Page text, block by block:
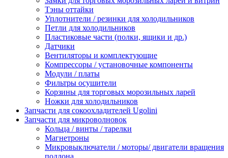
Тэны оттайки
Уплотнители / резинки для холодильников
Петли для холодильников
Пластиковые части (полки, ящики и др.)
Датчики
Вентиляторы и комплектующие
Компрессоры / установочные компоненты
Модули / платы
Фильтры осушители
Корзины для торговых морозильных ларей
Ножки для холодильников
Запчасти для сокоохладителей Ugolini
Запчасти для микроволновок
Кольца / винты / тарелки
Магнетроны
Микровыключатели / моторы/ двигатели вращения
поддона